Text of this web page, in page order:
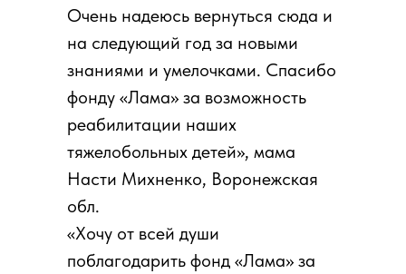
Очень надеюсь вернуться сюда и
на следующий год за новыми
знаниями и умелочками. Спасибо
фонду «Лама» за возможность
реабилитации наших
тяжелобольных детей», мама
Насти Михненко, Воронежская
обл.
«Хочу от всей души
поблагодарить фонд «Лама» за